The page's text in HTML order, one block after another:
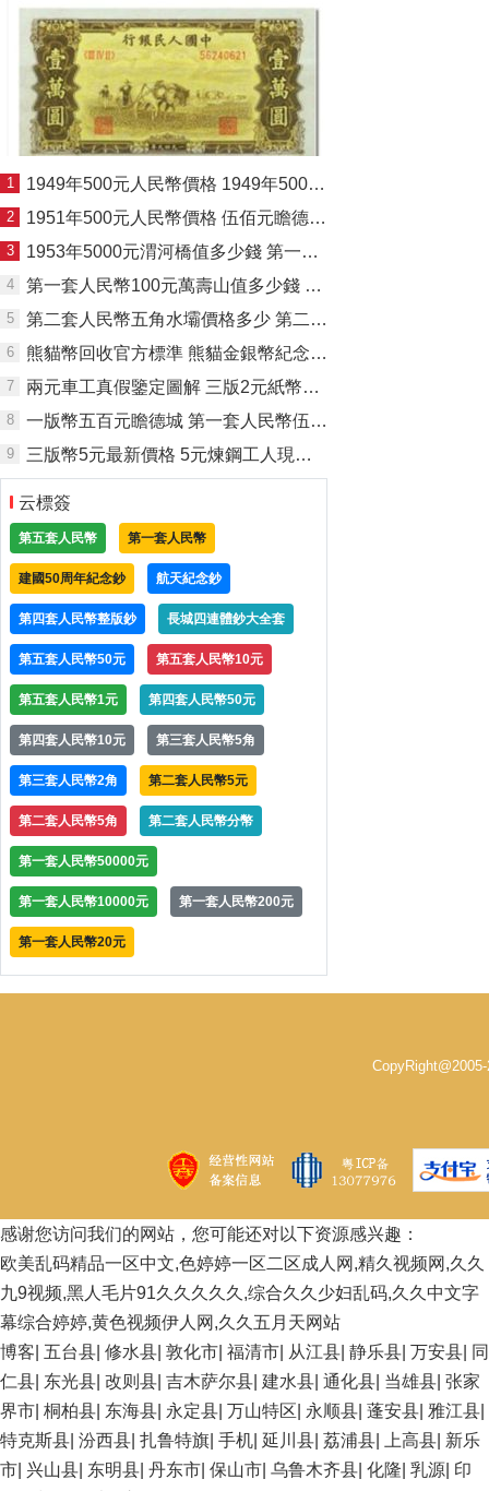
1 1949年500元人民幣價格 1949年500元紙幣現在什么價位
2 1951年500元人民幣價格 伍佰元瞻德城最新價格
3 1953年5000元渭河橋值多少錢 第一套人民幣5000元渭河橋價格
4 第一套人民幣100元萬壽山值多少錢 1948年100元萬壽山價格
5 第二套人民幣五角水壩價格多少 第二套人民幣五角水壩最新價格參考
6 熊貓幣回收官方標準 熊貓金銀幣紀念幣回收價格表
7 兩元車工真假鑒定圖解 三版2元紙幣最新價格
8 一版幣五百元瞻德城 第一套人民幣伍佰元瞻德城價格價值多少一張
9 三版幣5元最新價格 5元煉鋼工人現在值多少錢
云標簽
第五套人民幣 第一套人民幣
建國50周年紀念鈔 航天紀念鈔
第四套人民幣整版鈔 長城四連體鈔大全套
第五套人民幣50元 第五套人民幣10元
第五套人民幣1元 第四套人民幣50元
第四套人民幣10元 第三套人民幣5角
第三套人民幣2角 第二套人民幣5元
第二套人民幣5角 第二套人民幣分幣
第一套人民幣50000元
第一套人民幣10000元 第一套人民幣200元
第一套人民幣20元
感谢您访问我们的网站，您可能还对以下资源感兴趣：
欧美乱码精品一区中文,色婷婷一区二区成人网,精久视频网,久久
九9视频,黑人毛片91久久久久久,综合久久少妇乱码,久久中文字
幕综合婷婷,黄色视频伊人网,久久五月天网站
博客 五台县 修水县 敦化市 福清市 从江县 静乐县 万安县 同
仁县 东光县 改则县 吉木萨尔县 建水县 通化县 当雄县 张家
界市 桐柏县 东海县 永定县 万山特区 永顺县 蓬安县 雅江县
特克斯县 汾西县 扎鲁特旗 手机 延川县 荔浦县 上高县 新乐
市 兴山县 东明县 丹东市 保山市 乌鲁木齐县 化隆 乳源 印